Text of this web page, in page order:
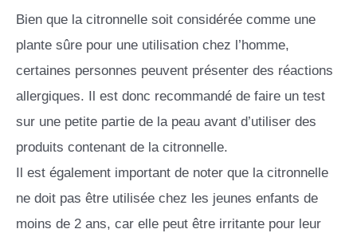
Bien que la citronnelle soit considérée comme une
plante sûre pour une utilisation chez l’homme,
certaines personnes peuvent présenter des réactions
allergiques. Il est donc recommandé de faire un test
sur une petite partie de la peau avant d’utiliser des
produits contenant de la citronnelle.
Il est également important de noter que la citronnelle
ne doit pas être utilisée chez les jeunes enfants de
moins de 2 ans, car elle peut être irritante pour leur